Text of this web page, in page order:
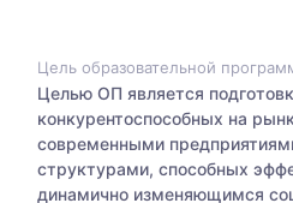
Цель образовательной
Целью ОП является
конкурентоспособных на
современными
структурами, способных
динамично изменяющимся